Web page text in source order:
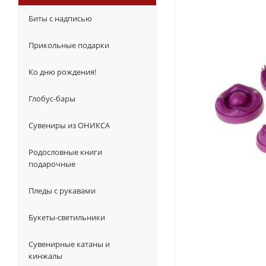
Биты с надписью
Прикольные подарки
Ко дню рождения!
Глобус-бары
Сувениры из ОНИКСА
Родословные книги
подарочные
Пледы с рукавами
Букеты-светильники
Сувенирные катаны и
кинжалы